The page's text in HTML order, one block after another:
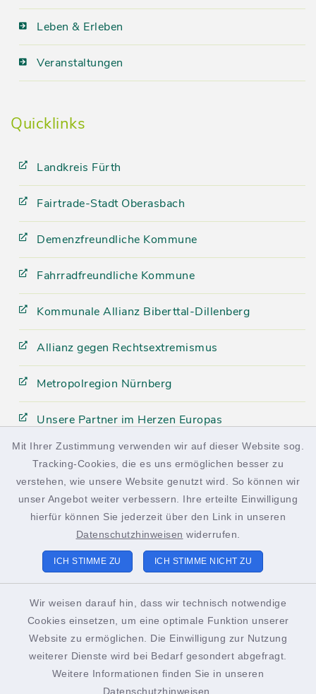
Mit Ihrer Zustimmung verwenden wir auf dieser Website sog.
Tracking-Cookies, die es uns ermöglichen besser zu
verstehen, wie unsere Website genutzt wird. So können wir
unser Angebot weiter verbessern. Ihre erteilte Einwilligung
hierfür können Sie jederzeit über den Link in unseren
Datenschutzhinweisen widerrufen.
ICH STIMME ZU ICH STIMME NICHT ZU
Wir weisen darauf hin, dass wir technisch notwendige
Cookies einsetzen, um eine optimale Funktion unserer
Website zu ermöglichen. Die Einwilligung zur Nutzung
weiterer Dienste wird bei Bedarf gesondert abgefragt.
Weitere Informationen finden Sie in unseren
Datenschutzhinweisen
Leben & Erleben
Veranstaltungen
Quicklinks
Landkreis Fürth
Fairtrade-Stadt Oberasbach
Demenzfreundliche Kommune
Fahrradfreundliche Kommune
Kommunale Allianz Biberttal-Dillenberg
Allianz gegen Rechtsextremismus
Metropolregion Nürnberg
Unsere Partner im Herzen Europas
facebook
instagram
Kontakt
Datenschutz
Impressum
Sitemap